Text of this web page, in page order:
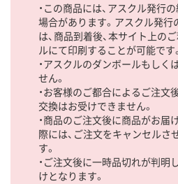
・この商品には、アスクル発行
場合があります。アスクル発
は、商品到着後、本サイト上の
ルにて印刷することが可能です。
・アスクルのダンボールもしく
せん。
・お客様のご都合によるご注文
交換はお受けできません。
・商品のご注文後に商品がお届
際には、ご注文をキャンセルさ
す。
・ご注文後に一時品切れが判明
けとなります。